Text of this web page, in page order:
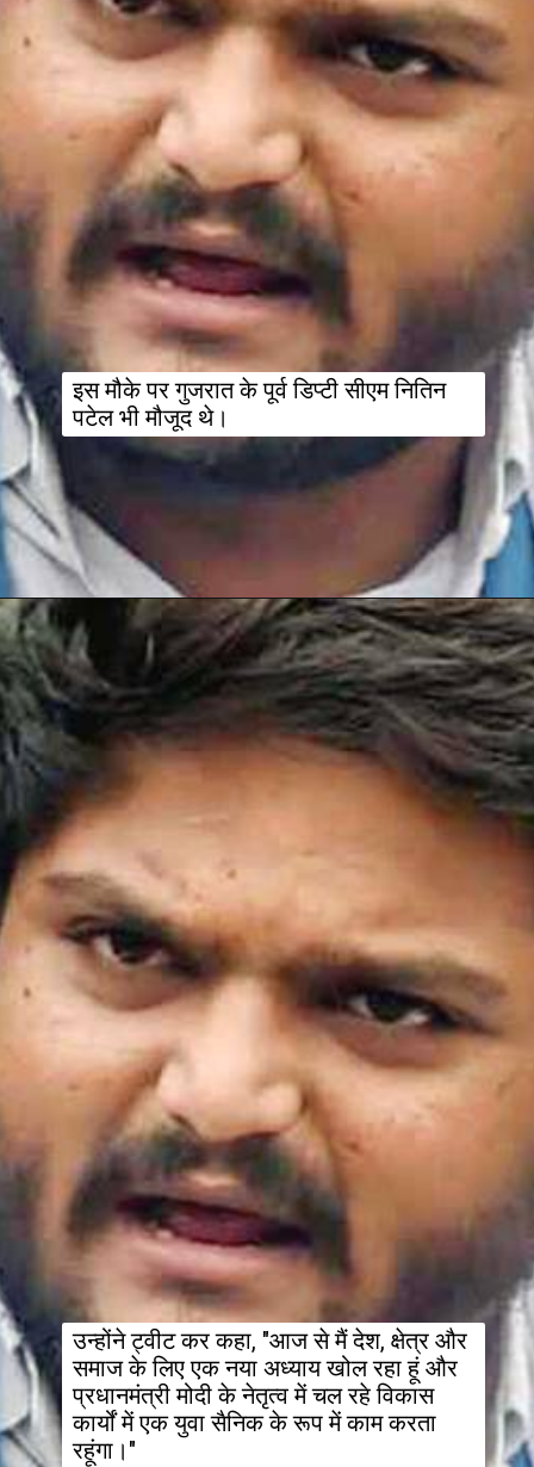
इस मौके पर गुजरात के पूर्व डिप्टी सीएम नितिन
पटेल भी मौजूद थे।
उन्होंने ट्वीट कर कहा, "आज से मैं देश, क्षेत्र और
समाज के लिए एक नया अध्याय खोल रहा हूं और
प्रधानमंत्री मोदी के नेतृत्व में चल रहे विकास
कार्यों में एक युवा सैनिक के रूप में काम करता
रहूंगा।"